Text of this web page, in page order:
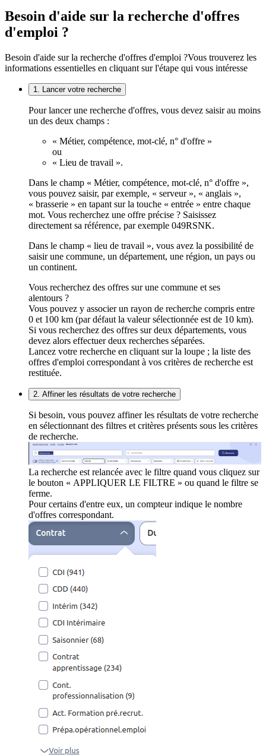
Besoin d'aide sur la recherche d'offres
d'emploi ?
Besoin d'aide sur la recherche d'offres d'emploi ?Vous trouverez les
informations essentielles en cliquant sur l'étape qui vous intéresse
1. Lancer votre recherche
Pour lancer une recherche d'offres, vous devez saisir au moins
un des deux champs :
« Métier, compétence, mot-clé, n° d'offre »
ou
« Lieu de travail ».
Dans le champ « Métier, compétence, mot-clé, n° d'offre »,
vous pouvez saisir, par exemple, « serveur », « anglais »,
« brasserie » en tapant sur la touche « entrée » entre chaque
mot. Vous recherchez une offre précise ? Saisissez
directement sa référence, par exemple 049RSNK.
Dans le champ « lieu de travail », vous avez la possibilité de
saisir une commune, un département, une région, un pays ou
un continent.
Vous recherchez des offres sur une commune et ses
alentours ?
Vous pouvez y associer un rayon de recherche compris entre
0 et 100 km (par défaut la valeur sélectionnée est de 10 km).
Si vous recherchez des offres sur deux départements, vous
devez alors effectuer deux recherches séparées.
Lancez votre recherche en cliquant sur la loupe ; la liste des
offres d'emploi correspondant à vos critères de recherche est
restituée.
2. Affiner les résultats de votre recherche
Si besoin, vous pouvez affiner les résultats de votre recherche
en sélectionnant des filtres et critères présents sous les critères
de recherche.
La recherche est relancée avec le filtre quand vous cliquez sur
le bouton « APPLIQUER LE FILTRE » ou quand le filtre se
ferme.
Pour certains d'entre eux, un compteur indique le nombre
d'offres correspondant.